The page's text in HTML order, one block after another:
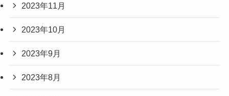
2023年11月
2023年10月
2023年9月
2023年8月